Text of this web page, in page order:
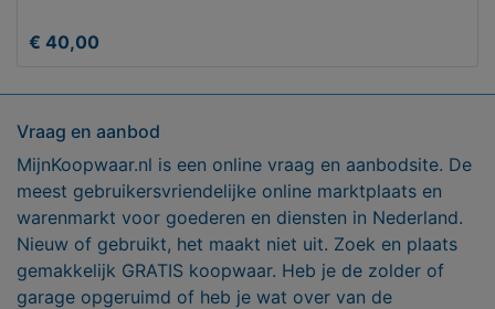
€ 40,00
Vraag en aanbod
MijnKoopwaar.nl is een online vraag en aanbodsite. De
meest gebruikersvriendelijke online marktplaats en
warenmarkt voor goederen en diensten in Nederland.
Nieuw of gebruikt, het maakt niet uit. Zoek en plaats
gemakkelijk GRATIS koopwaar. Heb je de zolder of
garage opgeruimd of heb je wat over van de